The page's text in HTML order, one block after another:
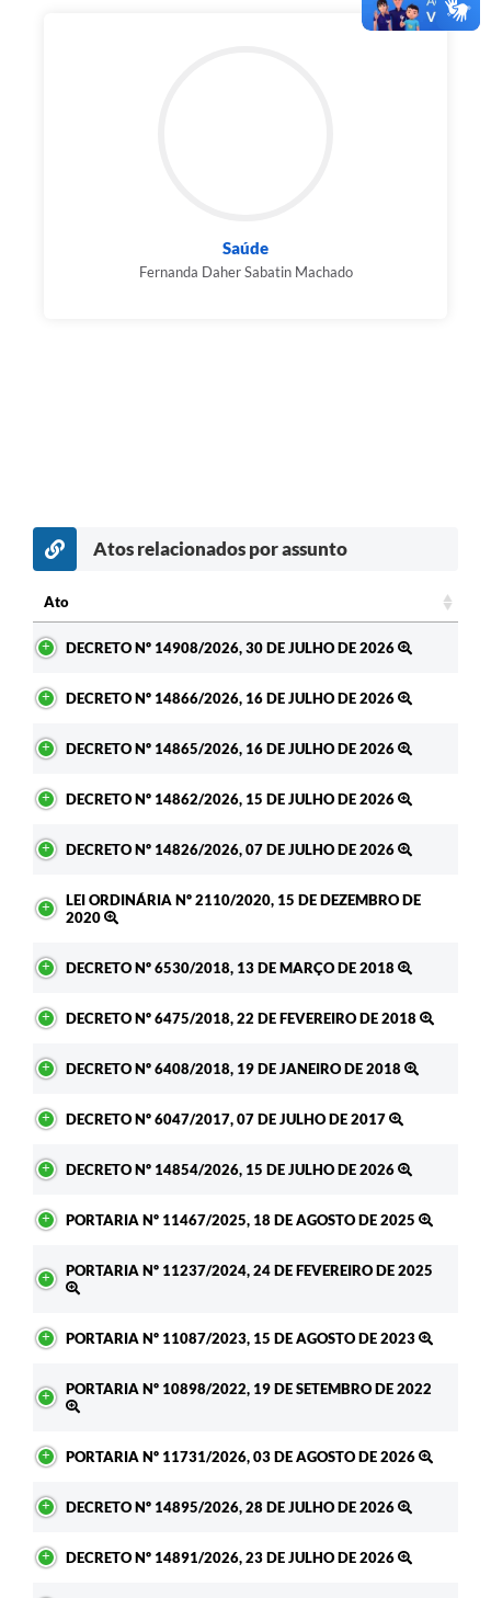
Saúde
Fernanda Daher Sabatin Machado
Atos relacionados por assunto
Ato
DECRETO Nº 14908/2026, 30 DE JULHO DE 2026
DECRETO Nº 14866/2026, 16 DE JULHO DE 2026
DECRETO Nº 14865/2026, 16 DE JULHO DE 2026
DECRETO Nº 14862/2026, 15 DE JULHO DE 2026
DECRETO Nº 14826/2026, 07 DE JULHO DE 2026
LEI ORDINÁRIA Nº 2110/2020, 15 DE DEZEMBRO DE
2020
DECRETO Nº 6530/2018, 13 DE MARÇO DE 2018
DECRETO Nº 6475/2018, 22 DE FEVEREIRO DE 2018
DECRETO Nº 6408/2018, 19 DE JANEIRO DE 2018
DECRETO Nº 6047/2017, 07 DE JULHO DE 2017
DECRETO Nº 14854/2026, 15 DE JULHO DE 2026
PORTARIA Nº 11467/2025, 18 DE AGOSTO DE 2025
PORTARIA Nº 11237/2024, 24 DE FEVEREIRO DE 2025
PORTARIA Nº 11087/2023, 15 DE AGOSTO DE 2023
PORTARIA Nº 10898/2022, 19 DE SETEMBRO DE 2022
PORTARIA Nº 11731/2026, 03 DE AGOSTO DE 2026
DECRETO Nº 14895/2026, 28 DE JULHO DE 2026
DECRETO Nº 14891/2026, 23 DE JULHO DE 2026